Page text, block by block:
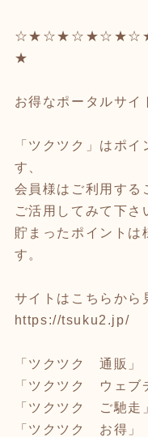
★
お得なポータルサイ
「ツクツク」はポ
す、
会員様はご利用する
ご活用してみて下さ
貯まったポイントは
す。
サイトはこちらから
https://tsuku2.jp/
「ツクツク 通販」
「ツクツク ウェブ
「ツクツク ご馳走
「ツクツク お得」